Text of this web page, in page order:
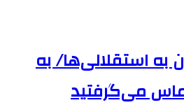
به استقلالی‌ها/ به
می‌گرفتید